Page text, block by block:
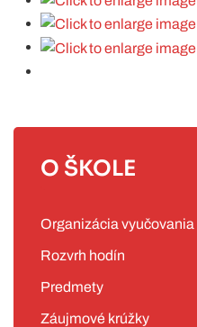
O ŠKOLE
Organizácia vyučovania
Rozvrh hodín
Predmety
Záujmové krúžky